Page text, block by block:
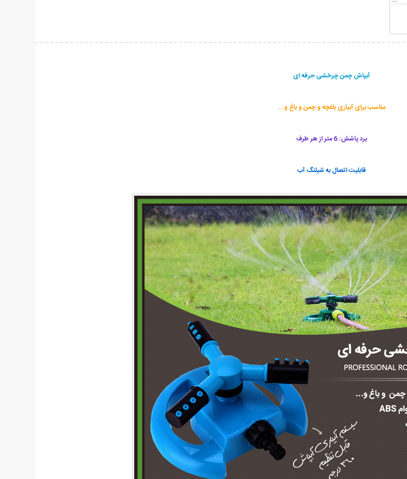
آبپاش چمن چرخشی حرفه ای
مناسب برای آبیاری باغچه و چمن و باغ و...
برد پاشش: 6 متر از هر طرف
قابلیت اتصال به شیلنگ آب